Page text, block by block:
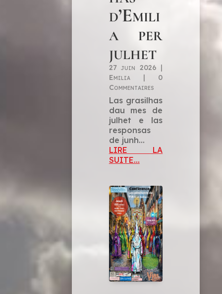
d’Emili
a per
julhet
27 juin 2026
Emilia| 0
Commentaires
Las grasilhas
dau mes de
julhet e las
responsas
de junh…
LIRE LA
SUITE...